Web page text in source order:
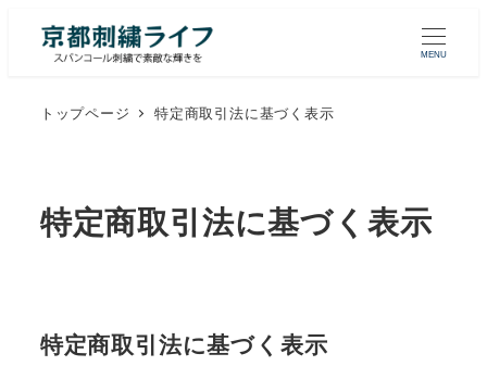
MENU
トップページ 特定商取引法に基づく表示
特定商取引法に基づく表示
特定商取引法に基づく表示